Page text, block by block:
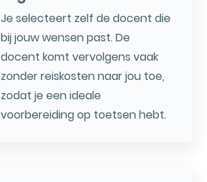
Je selecteert zelf de docent die
bij jouw wensen past. De
docent komt vervolgens vaak
zonder reiskosten naar jou toe,
zodat je een ideale
voorbereiding op toetsen hebt.